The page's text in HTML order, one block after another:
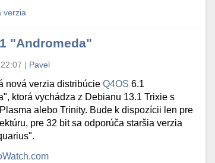
verzia
"Andromeda"
| Pavel
nová verzia distribúcieQ4OS 6.1
ktorá vychádza z Debianu 13.1 Trixie s
alebo Trinity. Bude k dispozícii len pre
pre 32 bit sa odporúča staršia verzia